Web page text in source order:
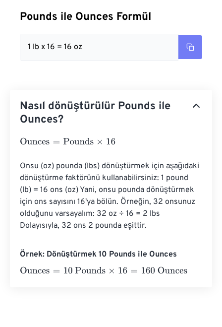
Pounds ile Ounces Formül
1 lb x 16 = 16 oz
Nasıl dönüştürülür Pounds ile
Ounces?
Ounces= Pounds×16
Onsu (oz) pounda (lbs) dönüştürmek için aşağıdaki
dönüştürme faktörünü kullanabilirsiniz: 1 pound
(lb) = 16 ons (oz) Yani, onsu pounda dönüştürmek
için ons sayısını 16'ya bölün. Örneğin, 32 onsunuz
olduğunu varsayalım: 32 oz ÷ 16 = 2 lbs
Dolayısıyla, 32 ons 2 pounda eşittir.
Örnek: Dönüştürmek 10 Pounds ile Ounces
Ounces= 10 Pounds×16= 160 Ounces